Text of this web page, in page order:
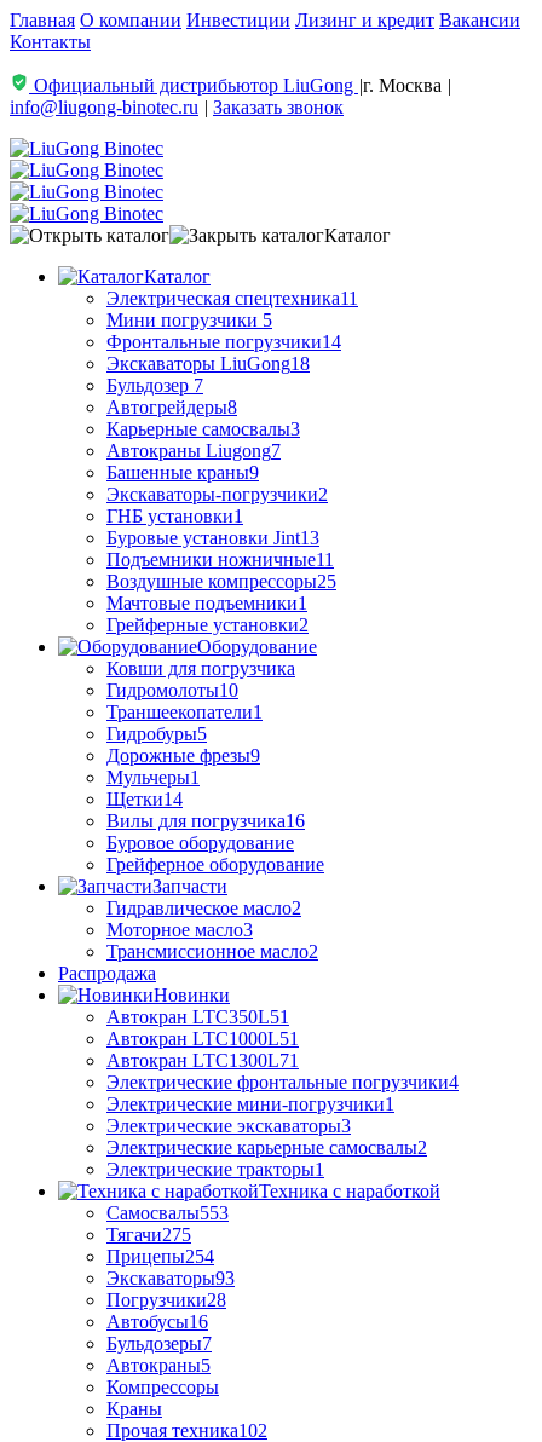
Главная О компании Инвестиции Лизинг и кредит Вакансии
Контакты
Официальный дистрибьютор LiuGong |г. Москва |
info@liugong-binotec.ru | Заказать звонок
Каталог
Каталог
Электрическая спецтехника11
Мини погрузчики 5
Фронтальные погрузчики14
Экскаваторы LiuGong18
Бульдозер 7
Автогрейдеры8
Карьерные самосвалы3
Автокраны Liugong7
Башенные краны9
Экскаваторы-погрузчики2
ГНБ установки1
Буровые установки Jint13
Подъемники ножничные11
Воздушные компрессоры25
Мачтовые подъемники1
Грейферные установки2
Оборудование
Ковши для погрузчика
Гидромолоты10
Траншеекопатели1
Гидробуры5
Дорожные фрезы9
Мульчеры1
Щетки14
Вилы для погрузчика16
Буровое оборудование
Грейферное оборудование
Запчасти
Гидравлическое масло2
Моторное масло3
Трансмиссионное масло2
Распродажа
Новинки
Автокран LTC350L51
Автокран LTC1000L51
Автокран LTC1300L71
Электрические фронтальные погрузчики4
Электрические мини-погрузчики1
Электрические экскаваторы3
Электрические карьерные самосвалы2
Электрические тракторы1
Техника с наработкой
Самосвалы553
Тягачи275
Прицепы254
Экскаваторы93
Погрузчики28
Автобусы16
Бульдозеры7
Автокраны5
Компрессоры
Краны
Прочая техника102